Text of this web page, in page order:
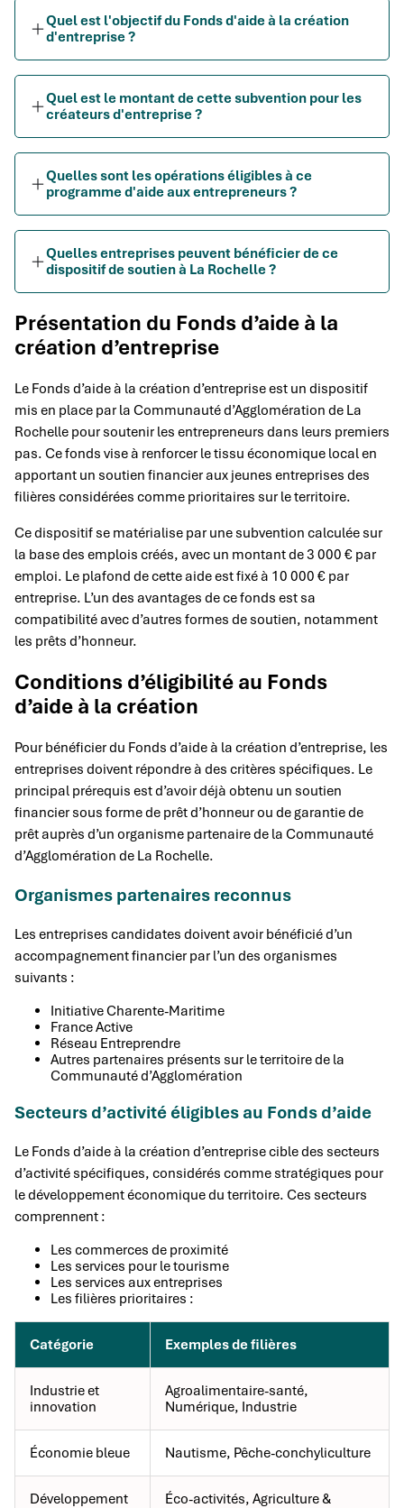
Quel est l'objectif du Fonds d'aide à la création
d'entreprise ?
Quel est le montant de cette subvention pour les
créateurs d'entreprise ?
Quelles sont les opérations éligibles à ce
programme d'aide aux entrepreneurs ?
Quelles entreprises peuvent bénéficier de ce
dispositif de soutien à La Rochelle ?
Présentation du Fonds d’aide à la
création d’entreprise
Le Fonds d’aide à la création d’entreprise est un dispositif
mis en place par la Communauté d’Agglomération de La
Rochelle pour soutenir les entrepreneurs dans leurs premiers
pas. Ce fonds vise à renforcer le tissu économique local en
apportant un soutien financier aux jeunes entreprises des
filières considérées comme prioritaires sur le territoire.
Ce dispositif se matérialise par une subvention calculée sur
la base des emplois créés, avec un montant de 3 000 € par
emploi. Le plafond de cette aide est fixé à 10 000 € par
entreprise. L’un des avantages de ce fonds est sa
compatibilité avec d’autres formes de soutien, notamment
les prêts d’honneur.
Conditions d’éligibilité au Fonds
d’aide à la création
Pour bénéficier du Fonds d’aide à la création d’entreprise, les
entreprises doivent répondre à des critères spécifiques. Le
principal prérequis est d’avoir déjà obtenu un soutien
financier sous forme de prêt d’honneur ou de garantie de
prêt auprès d’un organisme partenaire de la Communauté
d’Agglomération de La Rochelle.
Organismes partenaires reconnus
Les entreprises candidates doivent avoir bénéficié d’un
accompagnement financier par l’un des organismes
suivants :
Initiative Charente-Maritime
France Active
Réseau Entreprendre
Autres partenaires présents sur le territoire de la
Communauté d’Agglomération
Secteurs d’activité éligibles au Fonds d’aide
Le Fonds d’aide à la création d’entreprise cible des secteurs
d’activité spécifiques, considérés comme stratégiques pour
le développement économique du territoire. Ces secteurs
comprennent :
Les commerces de proximité
Les services pour le tourisme
Les services aux entreprises
Les filières prioritaires :
Catégorie Exemples de filières
Industrie et
innovation
Agroalimentaire-santé,
Numérique, Industrie
Économie bleue Nautisme, Pêche-conchyliculture
Développement
Éco-activités, Agriculture &